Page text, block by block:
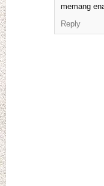
memang
Reply